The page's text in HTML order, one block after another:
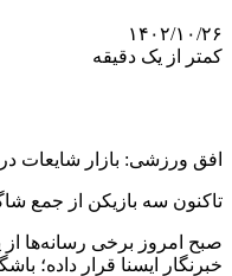
۱۴۰۲/۱۰/۲۶
کمتر از یک دقیقه
افق ورزشی: بازار شایعات در
تاکنون سه بازیکن از جمع
خبرنگار ایسنا قرار داده؛